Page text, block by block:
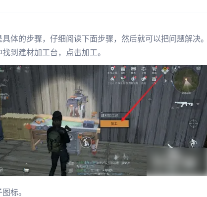
体的步骤，仔细阅读下面步骤，然后就可以把问题解决。
到建材加工台，点击加工。
标。